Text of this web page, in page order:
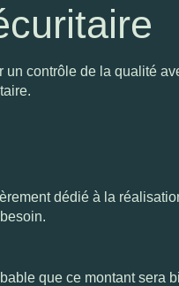
un contrôle de la qualité
.
dédié à la
que ce montant sera